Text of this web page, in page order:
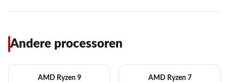
Andere processoren
AMD Ryzen 9 AMD Ryzen 7